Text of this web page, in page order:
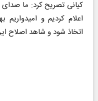
کیانی تصریح کرد: ما
اعلام کردیم و امیدواریم
اتخاذ شود و شاهد اصلاح